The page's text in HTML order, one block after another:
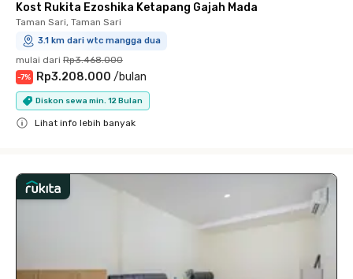
Kost Rukita Ezoshika Ketapang Gajah Mada
Taman Sari, Taman Sari
3.1 km dari wtc mangga dua
mulai dari Rp3.468.000
-7% Rp3.208.000 /bulan
Diskon sewa min. 12 Bulan
Lihat info lebih banyak